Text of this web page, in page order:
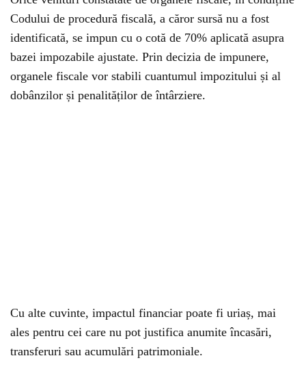
Codului de procedură fiscală, a căror sursă nu a fost
identificată, se impun cu o cotă de 70% aplicată asupra
bazei impozabile ajustate. Prin decizia de impunere,
organele fiscale vor stabili cuantumul impozitului și al
dobânzilor și penalităților de întârziere.
Cu alte cuvinte, impactul financiar poate fi uriaș, mai
ales pentru cei care nu pot justifica anumite încasări,
transferuri sau acumulări patrimoniale.